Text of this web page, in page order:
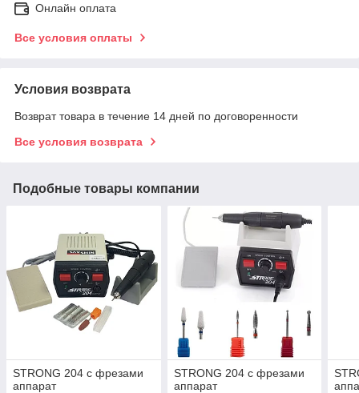
Онлайн оплата
Все условия оплаты
Условия возврата
Возврат товара в течение 14 дней по договоренности
Все условия возврата
Подобные товары компании
STRONG 204 с фрезами
аппарат
STRONG 204 с фрезами
аппарат